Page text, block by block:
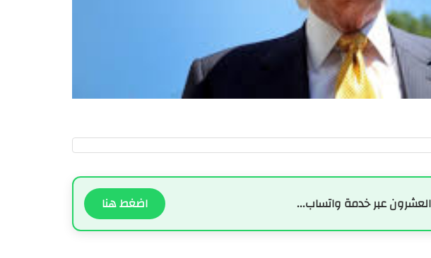
والعشرون عبر خدمة واتساب... اضغط هنا